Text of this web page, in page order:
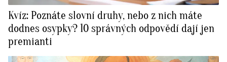
Kvíz: Poznáte slovní druhy, nebo z nich máte
dodnes osypky? 10 správných odpovědí dají jen
premianti